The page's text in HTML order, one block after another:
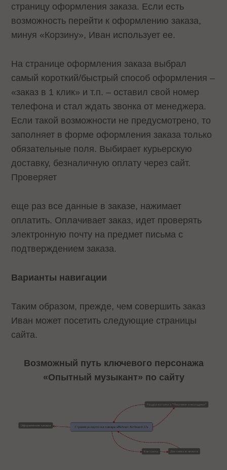
страницу оформления заказа. Если есть
возможность перейти к оформлению заказа,
минуя «Корзину», Иван использует ее.
На странице оформления заказа выбрал
самый короткий/быстрый способ оформления –
«заказ в 1 клик» и т.п. – оставил свой номер
телефона и стал ждать звонка от менеджера.
Если такой возможности не предусмотрено, то
заполняет в форме оформления заказа только
обязательные поля. Выбирает курьерскую
доставку, безналичную оплату через сайт.
Проверяет
еще раз все данные в заказе, нажимает
оплатить. Оплачивает заказ, идет проверять
электронную почту на предмет письма с
подтверждением заказа.
Варианты навигации
Таким образом, прежде, чем совершить заказ
Иван может посетить следующие страницы
сайта.
Возможный путь ключевого персонажа
«Опытный музыкант» по сайту